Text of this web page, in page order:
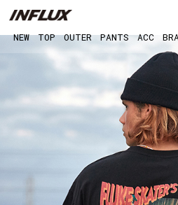
NEW TOP OUTER PANTS ACC